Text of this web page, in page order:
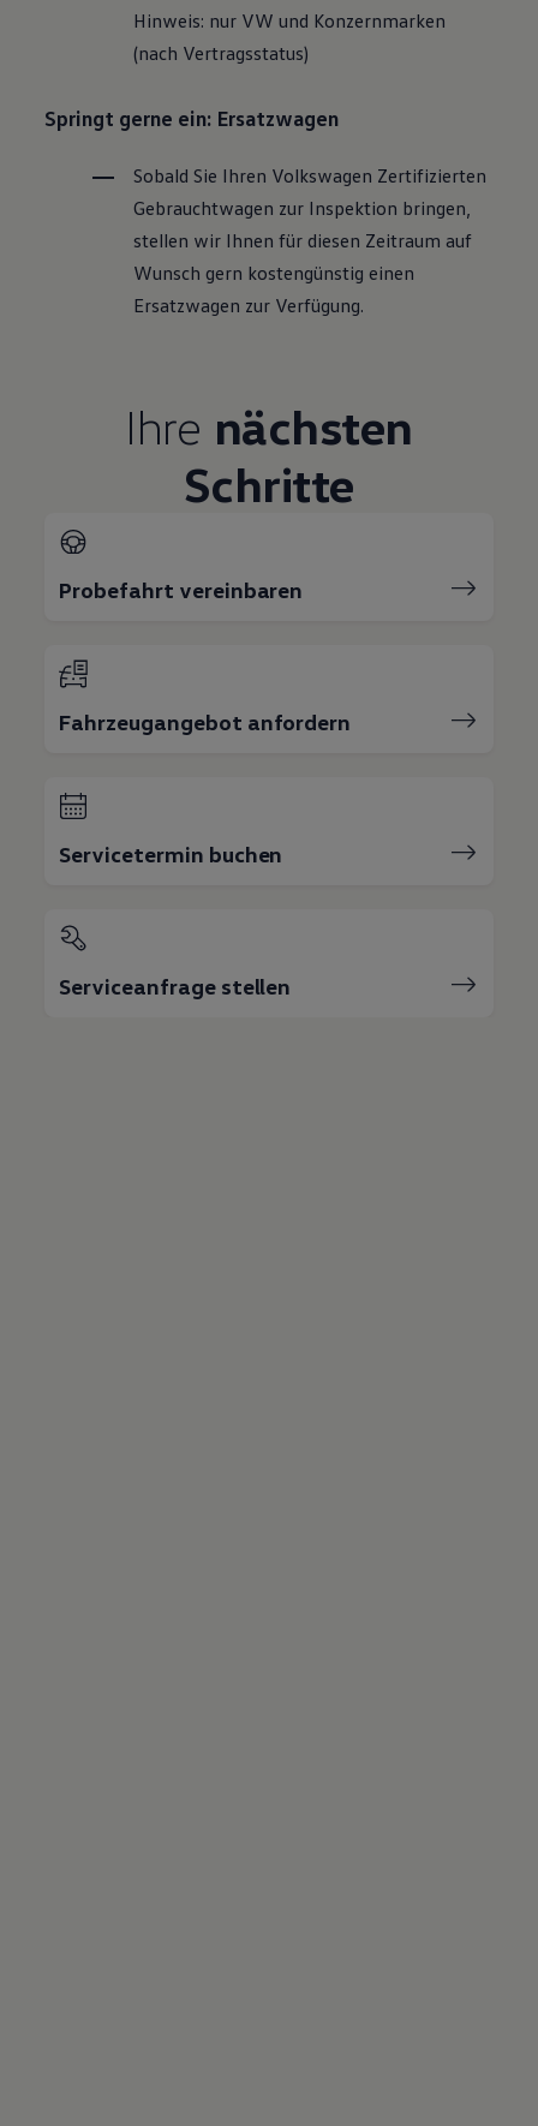
Hinweis: nur VW und Konzernmarken
(nach Vertragsstatus)
Springt gerne ein: Ersatzwagen
Sobald Sie Ihren Volkswagen Zertifizierten
Gebrauchtwagen zur Inspektion bringen,
stellen wir Ihnen für diesen Zeitraum auf
Wunsch gern kostengünstig einen
Ersatzwagen zur Verfügung.
Ihre nächsten
Schritte
Probefahrt vereinbaren
Fahrzeugangebot anfordern
Servicetermin buchen
Serviceanfrage stellen